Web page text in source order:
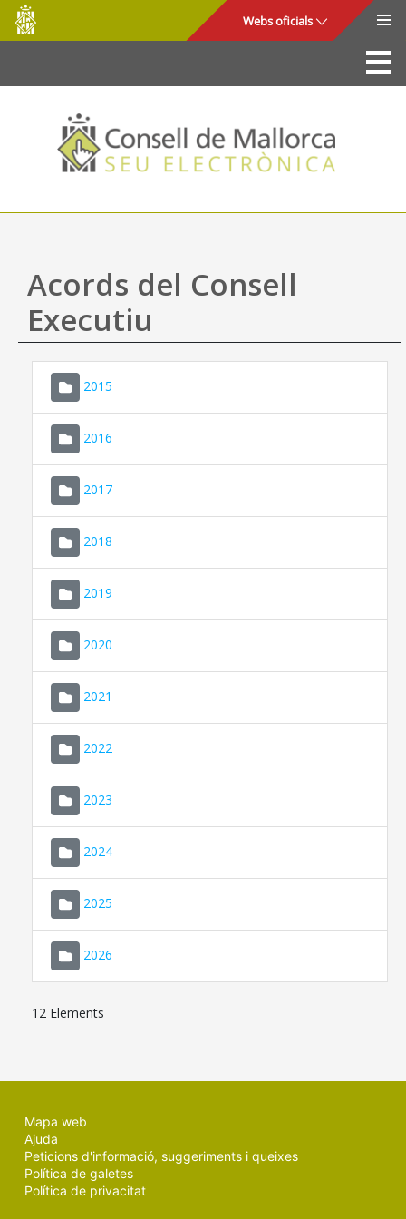
Salta al contingut principal
Consell
de
Mallorca
Webs oficials
La Seu
Consell de Mallorca
Accés i seguretat
Utilitats
Ajuda
Acords del Consell
Executiu
2015
2016
2017
2018
2019
2020
2021
2022
2023
2024
2025
2026
12 Elements
Mapa web
Ajuda
Peticions d'informació, suggeriments i queixes
Política de galetes
Política de privacitat